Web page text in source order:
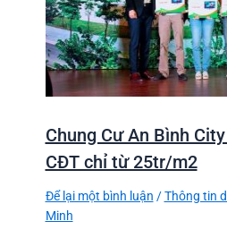
Chung Cư An Bình
CĐT chỉ từ 25tr/m2
Để lại một bình luận /Thông tin
Minh